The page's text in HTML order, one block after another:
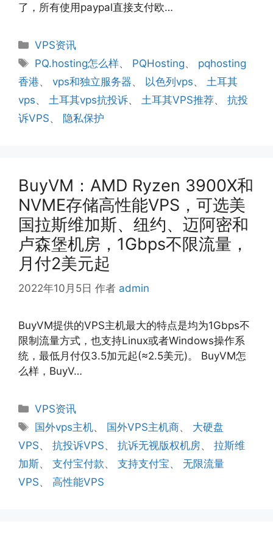
了，所有使用paypal直接支付欧…
分
类
VPS资讯
标
签
PQ.hosting怎么样、 PQHosting、 pqhosting
香港、 vps和独立服务器、 以色列vps、 土耳其
vps、 土耳其vps抗投诉、 土耳其VPS推荐、 抗投
诉VPS、 隐私保护
BuyVM：AMD Ryzen 3900X和
NVME存储高性能VPS，可选美
国拉斯维加斯、纽约、迈阿密和
卢森堡机房，1Gbps不限流量，
月付2美元起
2022年10月5日 作者 admin
BuyVM提供的VPS主机最大的特点是均为1Gbps不
限制流量方式，也支持Linux或者Windows操作系
统，最低月付仅3.5加元起(≈2.5美元)。 BuyVM怎
么样，BuyV…
分
类
VPS资讯
标
签
国外vps主机、 国外VPS主机商、 大硬盘
VPS、 抗投诉VPS、 抗诉无视版权机房、 拉斯维
加斯、 支付宝付款、 支持支付宝、 无限流量
VPS、 高性能VPS